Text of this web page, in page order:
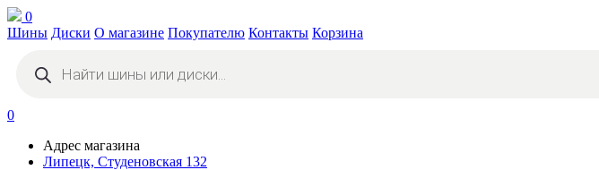
0
Шины Диски О магазине Покупателю Контакты Корзина
товаров
0
Адрес магазина
Липецк, Студеновская 132